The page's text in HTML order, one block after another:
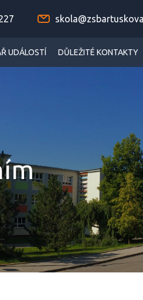
UDÁLOSTÍ DŮLEŽITÉ KONTAKTY